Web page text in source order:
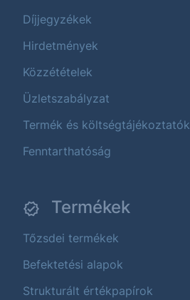
Díjjegyzékek
Hirdetmények
Közzétételek
Üzletszabályzat
Termék és költségtájékoztatók
Fenntarthatóság
Termékek
Tőzsdei termékek
Befektetési alapok
Strukturált értékpapírok